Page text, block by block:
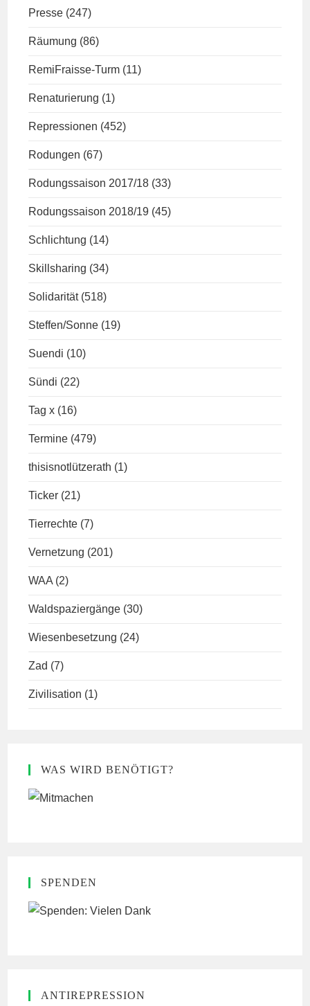
Presse (247)
Räumung (86)
RemiFraisse-Turm (11)
Renaturierung (1)
Repressionen (452)
Rodungen (67)
Rodungssaison 2017/18 (33)
Rodungssaison 2018/19 (45)
Schlichtung (14)
Skillsharing (34)
Solidarität (518)
Steffen/Sonne (19)
Suendi (10)
Sündi (22)
Tag x (16)
Termine (479)
thisisnotlützerath (1)
Ticker (21)
Tierrechte (7)
Vernetzung (201)
WAA (2)
Waldspaziergänge (30)
Wiesenbesetzung (24)
Zad (7)
Zivilisation (1)
WAS WIRD BENÖTIGT?
SPENDEN
ANTIREPRESSION